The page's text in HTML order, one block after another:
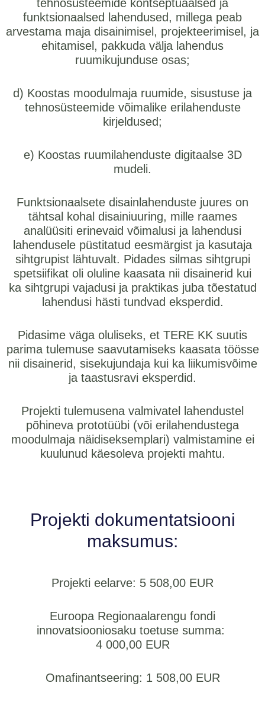
tehnosüsteemide kontseptuaalsed ja
funktsionaalsed lahendused, millega peab
arvestama maja disainimisel, projekteerimisel, ja
ehitamisel, pakkuda välja lahendus
ruumikujunduse osas;
d) Koostas moodulmaja ruumide, sisustuse ja
tehnosüsteemide võimalike erilahenduste
kirjeldused;
e) Koostas ruumilahenduste digitaalse 3D
mudeli.
Funktsionaalsete disainlahenduste juures on
tähtsal kohal disainiuuring, mille raames
analüüsiti erinevaid võimalusi ja lahendusi
lahendusele püstitatud eesmärgist ja kasutaja
sihtgrupist lähtuvalt. Pidades silmas sihtgrupi
spetsiifikat oli oluline kaasata nii disainerid kui
ka sihtgrupi vajadusi ja praktikas juba tõestatud
lahendusi hästi tundvad eksperdid.
Pidasime väga oluliseks, et TERE KK suutis
parima tulemuse saavutamiseks kaasata töösse
nii disainerid, sisekujundaja kui ka liikumisvõime
ja taastusravi eksperdid.
Projekti tulemusena valmivatel lahendustel
põhineva prototüübi (või erilahendustega
moodulmaja näidiseksemplari) valmistamine ei
kuulunud käesoleva projekti mahtu.
Projekti dokumentatsiooni
maksumus:
Projekti eelarve: 5 508,00 EUR
Euroopa Regionaalarengu fondi
innovatsiooniosaku toetuse summa:
4 000,00 EUR
Omafinantseering: 1 508,00 EUR